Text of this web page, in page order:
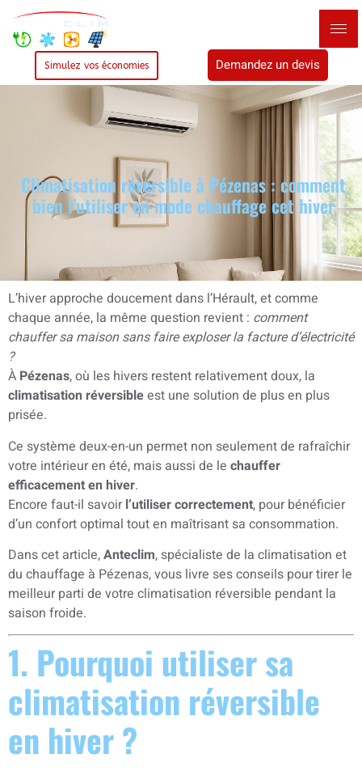
Simulez vos économies Demandez un devis
Climatisation réversible à Pézenas : comment
bien l’utiliser en mode chauffage cet hiver
L’hiver approche doucement dans l’Hérault, et comme
chaque année, la même question revient : comment
chauffer sa maison sans faire exploser la facture d’électricité
?
À Pézenas, où les hivers restent relativement doux, la
climatisation réversibleest une solution de plus en plus
prisée.
Ce système deux-en-un permet non seulement de rafraîchir
votre intérieur en été, mais aussi de le chauffer
efficacement en hiver.
Encore faut-il savoirl’utiliser correctement, pour bénéficier
d’un confort optimal tout en maîtrisant sa consommation.
Dans cet article,Anteclim, spécialiste de la climatisation et
du chauffage à Pézenas, vous livre ses conseils pour tirer le
meilleur parti de votre climatisation réversible pendant la
saison froide.
1. Pourquoi utiliser sa
climatisation réversible
en hiver ?